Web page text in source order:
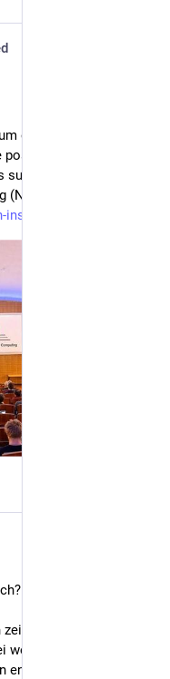
on 25-26 February
session will give
by the John
(NIC).
institut.de/e
welche
Verlagen
entstehen.